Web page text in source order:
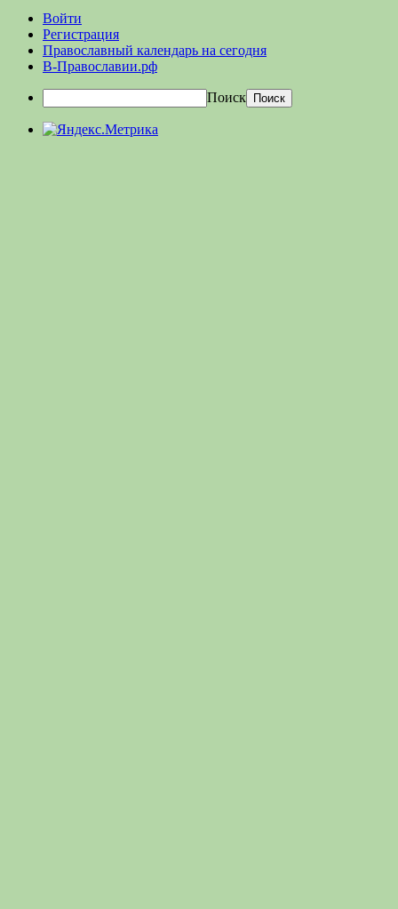
Войти
Регистрация
Православный календарь на сегодня
В-Православии.рф
Поиск